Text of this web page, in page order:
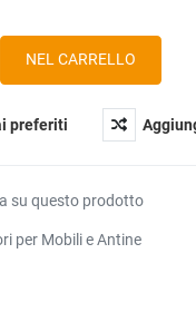
preferiti
su questo prodotto
per Mobili e Antine